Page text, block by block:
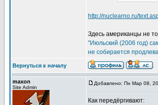
http://nuclearno.ru/
Здесь американцы не
"Июльский (2006 год)
не собирается
Вернуться к началу
maxon
Site Admin
Добавлено: Пн Мар 08,
Как передёргивают: